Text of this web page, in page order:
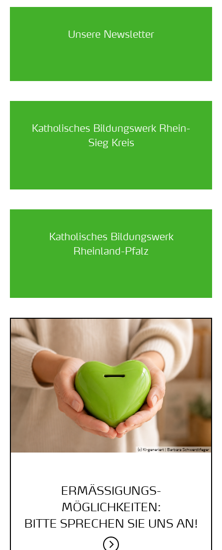
Unsere Newsletter
Katholisches Bildungswerk Rhein-
Sieg Kreis
Katholisches Bildungswerk
Rheinland-Pfalz
(c) KI-generiert | Barbara Schwerdtfeger
ERMÄSSIGUNGS-
MÖGLICHKEITEN:
BITTE SPRECHEN SIE UNS AN!